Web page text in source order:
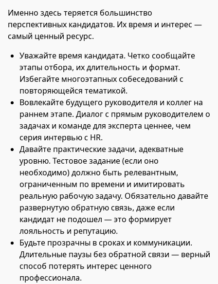
Именно здесь теряется большинство
перспективных кандидатов. Их время и интерес —
самый ценный ресурс.
Уважайте время кандидата. Четко сообщайте
этапы отбора, их длительность и формат.
Избегайте многоэтапных собеседований с
повторяющейся тематикой.
Вовлекайте будущего руководителя и коллег на
раннем этапе. Диалог с прямым руководителем о
задачах и команде для эксперта ценнее, чем
серия интервью с HR.
Давайте практические задачи, адекватные
уровню. Тестовое задание (если оно
необходимо) должно быть релевантным,
ограниченным по времени и имитировать
реальную рабочую задачу. Обязательно давайте
развернутую обратную связь, даже если
кандидат не подошел — это формирует
лояльность и репутацию.
Будьте прозрачны в сроках и коммуникации.
Длительные паузы без обратной связи — верный
способ потерять интерес ценного
профессионала.